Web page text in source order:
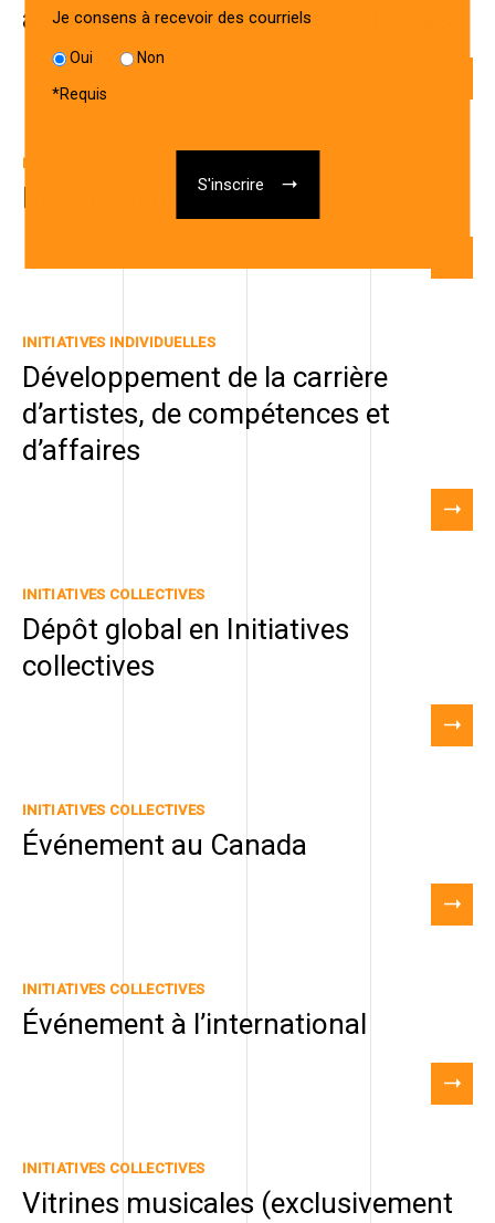
au sein des CLOSM francophones
INITIATIVES INDIVIDUELLES
Démarchage
INITIATIVES INDIVIDUELLES
Développement de la carrière
d’artistes, de compétences et
d’affaires
INITIATIVES COLLECTIVES
Dépôt global en Initiatives
collectives
INITIATIVES COLLECTIVES
Événement au Canada
INITIATIVES COLLECTIVES
Événement à l’international
INITIATIVES COLLECTIVES
Vitrines musicales (exclusivement
Je consens à recevoir des courriels
Oui Non
*Requis